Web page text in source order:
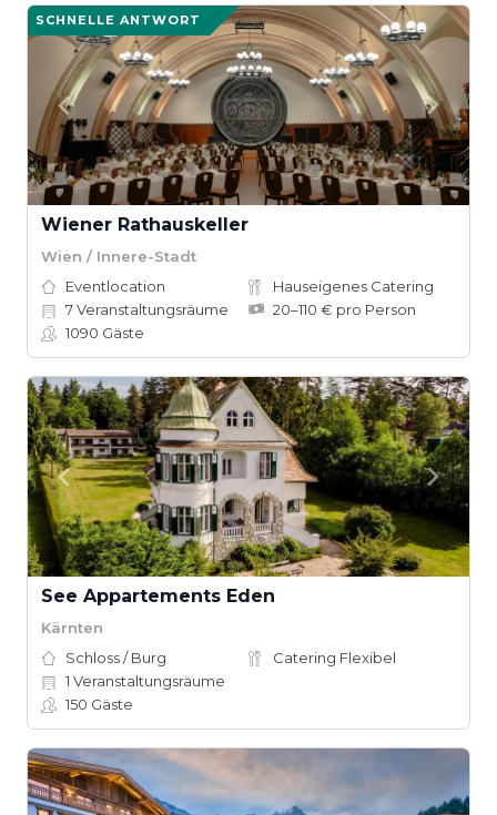
SCHNELLE ANTWORT
Wiener Rathauskeller
Wien / Innere-Stadt
Eventlocation
Hauseigenes Catering
7Veranstaltungsräume
20–110 € pro Person
1090 Gäste
See Appartements Eden
Kärnten
Schloss / Burg
Catering Flexibel
1 Veranstaltungsräume
150 Gäste